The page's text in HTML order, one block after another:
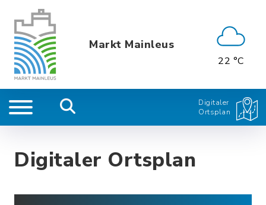
Markt Mainleus
22 °C
Digitaler
Ortsplan
Digitaler Ortsplan